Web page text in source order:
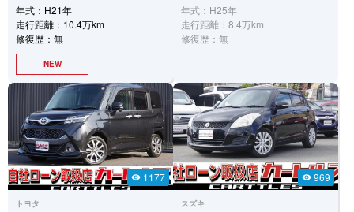
年式：H21年
走行距離：10.4万km
修復歴：無
NEW
年式：H25年
走行距離：8.4万km
修復歴：無
visibility 1177
トヨタ
visibility 969
スズキ